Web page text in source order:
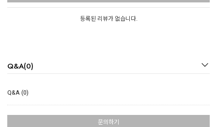
등록된 리뷰가 없습니다.
Q&A(0)
Q&A (0)
문의하기